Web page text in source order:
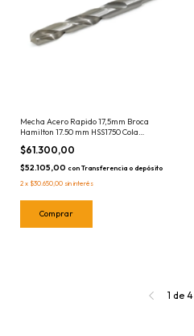
Mecha Acero Rapido 17,5mm Broca
Hamilton 17.50 mm HSS1750 Cola
Rebajada
$61.300,00
$52.105,00 con Transferencia o depósito
2 x $30.650,00 sin interés
1 de 4